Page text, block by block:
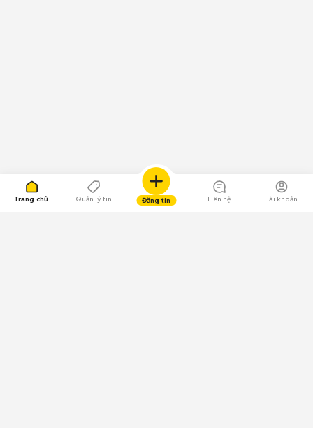
Trang chủ Quản lý tin Đăng tin Liên hệ Tài khoản